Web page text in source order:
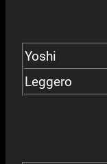
Yoshi
Leggero